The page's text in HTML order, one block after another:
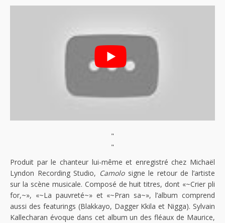
"
"
Produit par le chanteur lui-même et enregistré chez Michaël
Lyndon Recording Studio, Camolosigne le retour de l’artiste
sur la scène musicale. Composé de huit titres, dont «~Crier pli
for,~», «~La pauvreté~» et «~Pran sa~», l’album comprend
aussi des featurings (Blakkayo, Dagger Kkila et Nigga). Sylvain
Kallecharan évoque dans cet album un des fléaux de Maurice,